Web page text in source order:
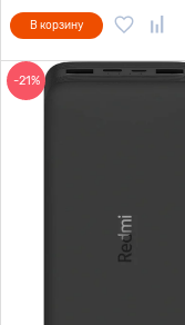
В корзину
-21%